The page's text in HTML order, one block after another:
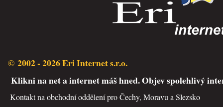
© 2002 - 2026 Eri Internet s.r.o.
Klikni na net a internet máš hned. Objev spolehlivý
Kontakt na obchodní oddělení pro Čechy, Moravu a Slezsko